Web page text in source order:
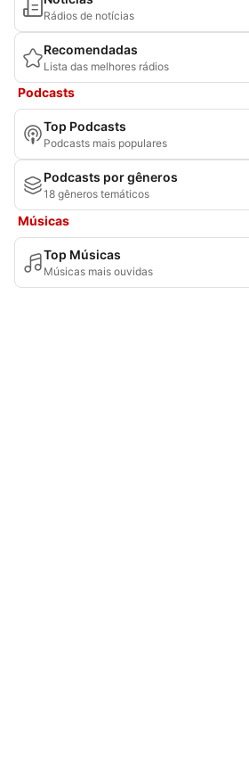
Rádios de notícias
Recomendadas
Lista das melhores rádios
Podcasts
Top Podcasts
Podcasts mais populares
Podcasts por gêneros
18 gêneros temáticos
Músicas
Top Músicas
Músicas mais ouvidas